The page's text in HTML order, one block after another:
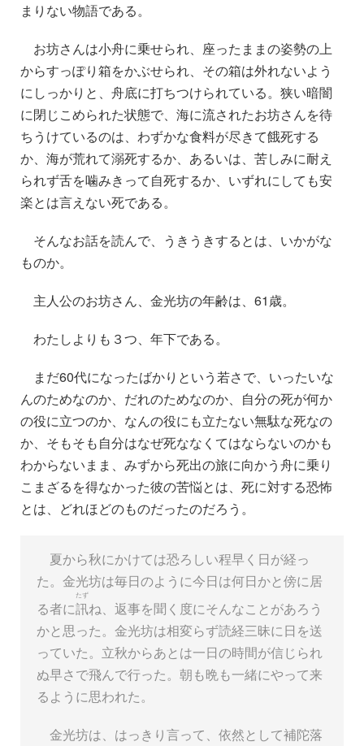
まりない物語である。
お坊さんは小舟に乗せられ、座ったままの姿勢の上
からすっぽり箱をかぶせられ、その箱は外れないよう
にしっかりと、舟底に打ちつけられている。狭い暗闇
に閉じこめられた状態で、海に流されたお坊さんを待
ちうけているのは、わずかな食料が尽きて餓死する
か、海が荒れて溺死するか、あるいは、苦しみに耐え
られず舌を噛みきって自死するか、いずれにしても安
楽とは言えない死である。
そんなお話を読んで、うきうきするとは、いかがな
ものか。
主人公のお坊さん、金光坊の年齢は、61歳。
わたしよりも３つ、年下である。
まだ60代になったばかりという若さで、いったいな
んのためなのか、だれのためなのか、自分の死が何か
の役に立つのか、なんの役にも立たない無駄な死なの
か、そもそも自分はなぜ死ななくてはならないのかも
わからないまま、みずから死出の旅に向かう舟に乗り
こまざるを得なかった彼の苦悩とは、死に対する恐怖
とは、どれほどのものだったのだろう。
夏から秋にかけては恐ろしい程早く日が経っ
た。金光坊は毎日のように今日は何日かと傍に居
る者に訊
たず
ね、返事を聞く度にそんなことがあろう
かと思った。金光坊は相変らず読経三昧に日を送
っていた。立秋からあとは一日の時間が信じられ
ぬ早さで飛んで行った。朝も晩も一緒にやって来
るように思われた。
金光坊は、はっきり言って、依然として補陀落